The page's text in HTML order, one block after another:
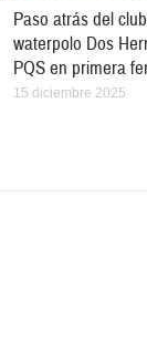
Paso atrás del club
waterpolo Dos
PQS en primera
15 diciembre 2025